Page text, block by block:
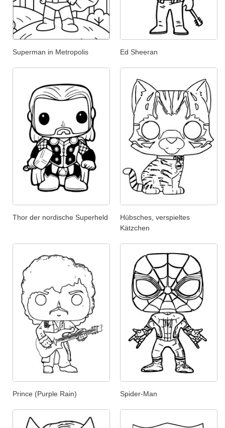
Superman in Metropolis Ed Sheeran
Thor der nordische Superheld
Hübsches, verspieltes
Kätzchen
Prince (Purple Rain) Spider-Man